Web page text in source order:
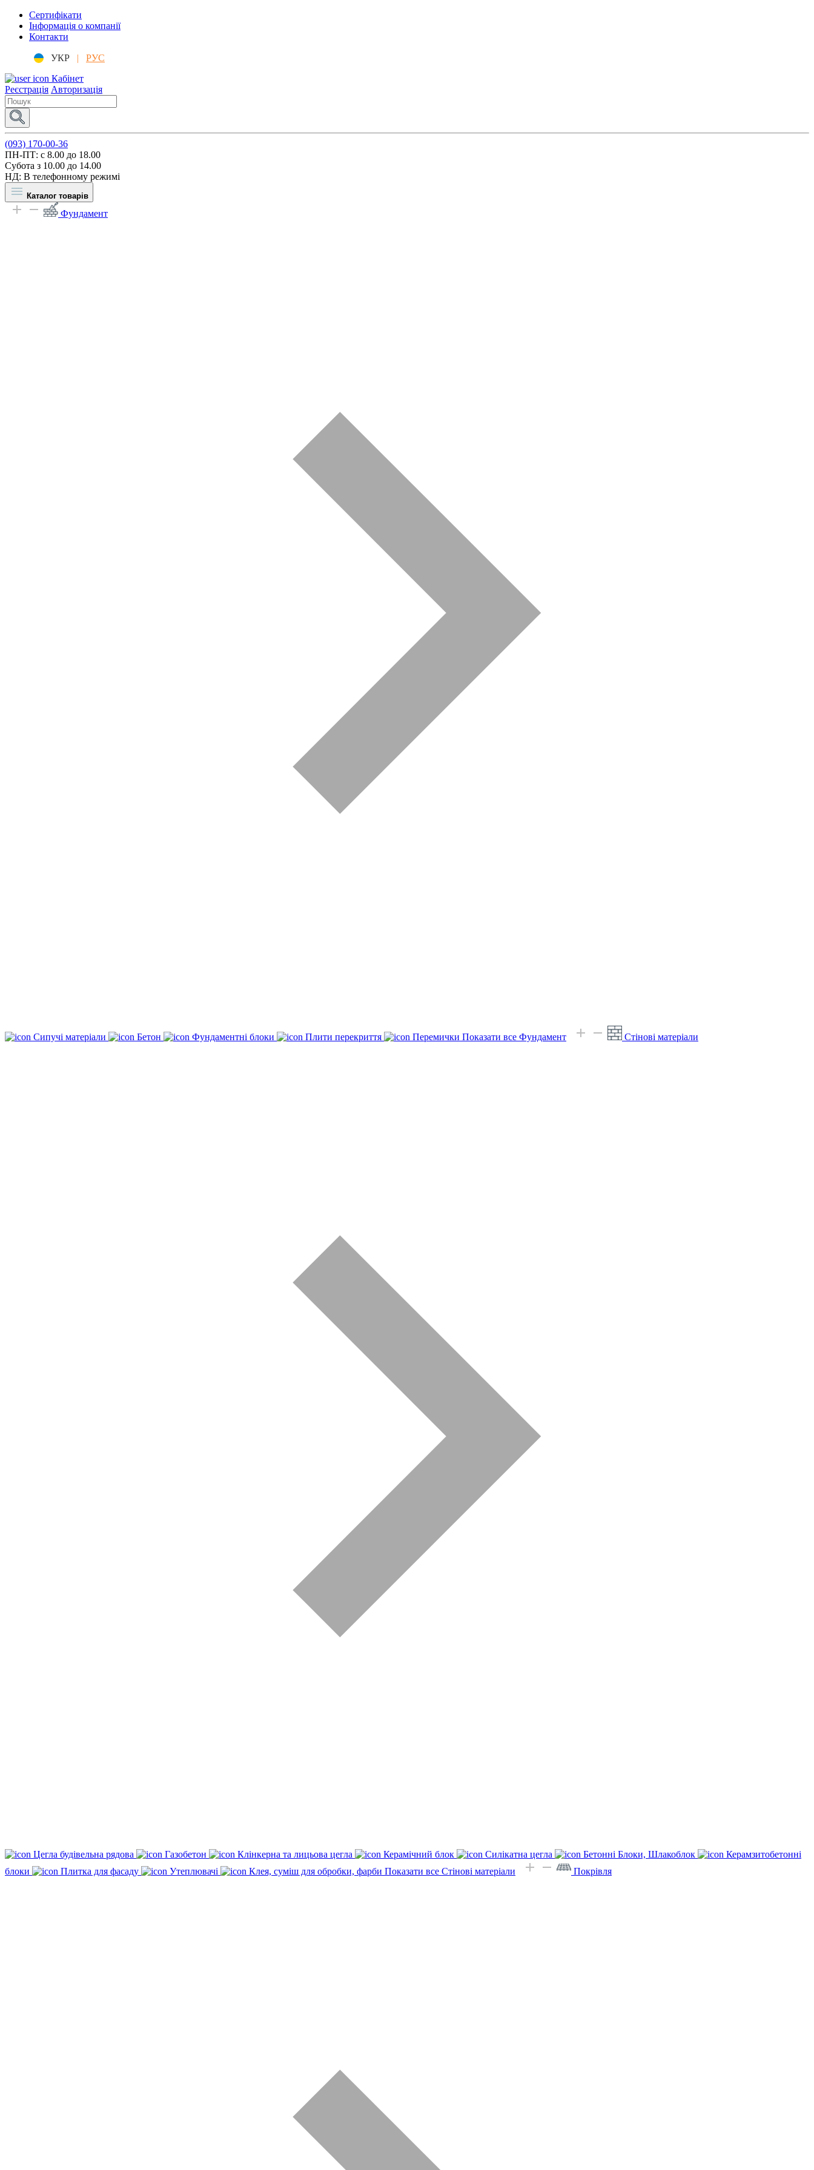
Сертифікати
Інформація о компанії
Контакти
УКР |
РУС
Кабінет
Реєстрація Авторизація
(093) 170-00-36
ПН-ПТ: c 8.00 до 18.00
Субота з 10.00 до 14.00
НД: В телефонному режимі
Каталог товарів
Фундамент
Сипучі матеріали Бетон Фундаментні блоки Плити перекриття Перемички Показати все Фундамент Стінові матеріали
Цегла будівельна рядова Газобетон Клінкерна та лицьова цегла Керамічний блок Силікатна цегла Бетонні Блоки, Шлакоблок
Керамзитобетонні
блоки
Плитка для фасаду Утеплювачі Клея, суміш для обробки, фарби Показати все Стінові матеріали Покрівля